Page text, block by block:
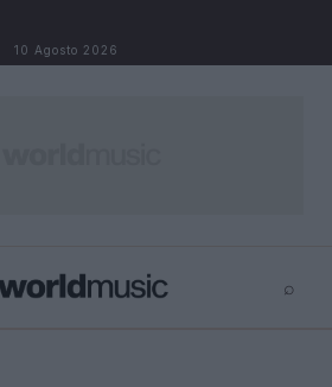
10 Agosto 2026
⌕